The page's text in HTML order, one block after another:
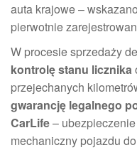
auta krajowe –
pierwotnie
W procesie sprzedaży
kontrolę stanu licznika
przejechanych
gwarancję legalnego
CarLife–
mechaniczny pojazdu do